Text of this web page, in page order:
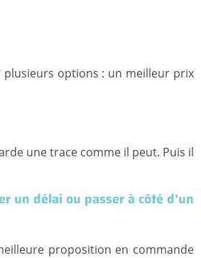
plusieurs options : un meilleur prix
une trace comme il peut. Puis il
un délai ou passer à côté d’un
proposition en commande